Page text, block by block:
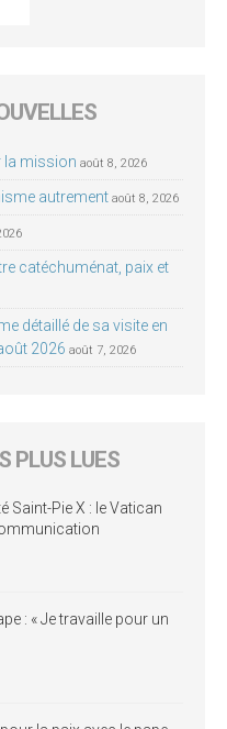
la mission août 8, 2026
autrement août 8, 2026
catéchuménat, paix et
détaillé de sa visite en
2026 août 7, 2026
PLUS LUES
Saint-Pie X : le Vatican
: « Je travaille pour un